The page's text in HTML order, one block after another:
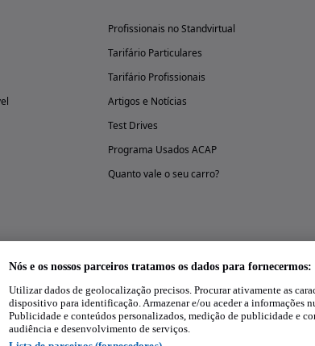
Profissionais no Standvirtual
Tarifário Particulares
Tarifário Profissionais
Artigos e Notícias
Test Drives
Programa Usados ACAP
Quanto vale o seu carro?
a aplicação
Nós e os nossos parceiros tratamos os dados para fornecermos:
Utilizar dados de geolocalização precisos. Procurar ativamente as
dispositivo para identificação. Armazenar e/ou aceder a informações
Publicidade e conteúdos personalizados, medição de publicidade e
audiência e desenvolvimento de serviços.